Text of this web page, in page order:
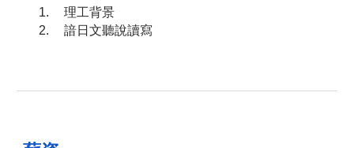
1.
理工背景
2.
諳日文聽說讀寫